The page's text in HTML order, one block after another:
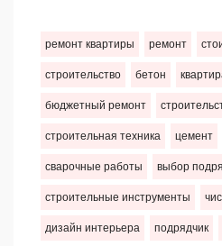
ремонт квартиры ремонт
строительство бетон
бюджетный ремонт
строительная техника цемент
сварочные работы выбор
строительные инструменты
дизайн интерьера подрядчик